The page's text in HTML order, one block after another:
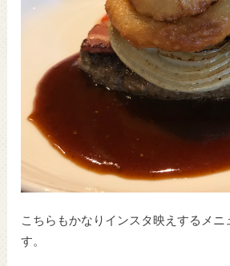
こちらもかなりインスタ映えするメニ
す。